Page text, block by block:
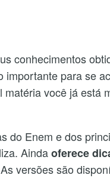
conhecimentos
importante para se
você já está
do Enem e dos
Aindaoferece
versões são